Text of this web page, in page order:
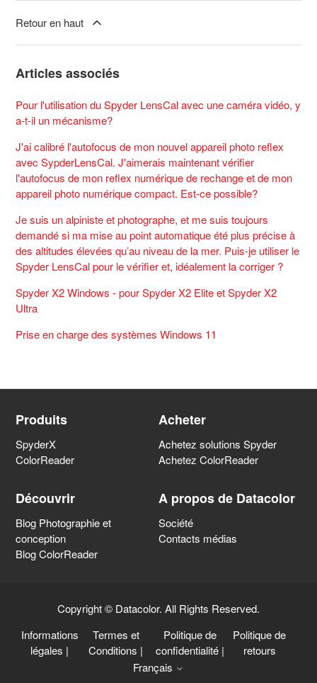
Retour en haut
Articles associés
Pour l'utilisation du Spyder LensCal avec une caméra vidéo, y
a-t-il un mécanisme?
J'ai calibré l'autofocus de mon nouvel appareil photo reflex
avec SypderLensCal. J'aimerais maintenant vérifier
l'autofocus de mon reflex numérique de rechange et de mon
appareil photo numérique compact. Est-ce possible?
Je suis un alpiniste et photographe, et me suis toujours
demandé si ma mise au point automatique été plus précise à
des altitudes élevées qu’au niveau de la mer. Puis-je utiliser le
Spyder LensCal pour le vérifier et, idéalement la corriger ?
Spyder X2 Windows - pour Spyder X2 Elite et Spyder X2
Ultra
Prise en charge des systèmes Windows 11
Produits
SpyderX
ColorReader
Acheter
Achetez solutions Spyder
Achetez ColorReader
Découvrir
Blog Photographie et
conception
Blog ColorReader
A propos de Datacolor
Société
Contacts médias
Copyright © Datacolor. All Rights Reserved.
Informations
légales |
Termes et
Conditions |
Politique de
confidentialité |
Politique de
retours
Français